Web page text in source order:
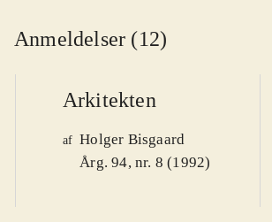
Anmeldelser (12)
Arkitekten
af Holger Bisgaard
Årg. 94, nr. 8 (1992)